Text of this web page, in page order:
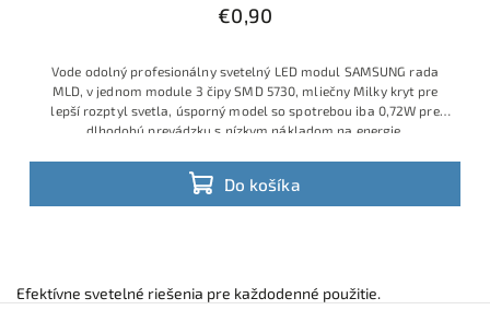
€0,90
Do košíka
Vode odolný profesionálny svetelný LED modul SAMSUNG rada
MLD, v jednom module 3 čipy SMD 5730, mliečny Milky kryt pre
lepší rozptyl svetla, úsporný model so spotrebou iba 0,72W pre
dlhodobú prevádzku s nízkym nákladom na energie.
Efektívne svetelné riešenia pre každodenné použitie.